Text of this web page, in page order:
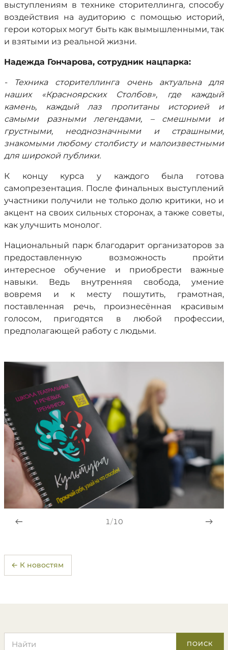
выступлениям в технике сторителлинга, способу
воздействия на аудиторию с помощью историй,
герои которых могут быть как вымышленными, так
и взятыми из реальной жизни.
Надежда Гончарова, сотрудник нацпарка:
- Техника сторителлинга очень актуальна для
наших «Красноярских Столбов», где каждый
камень, каждый лаз пропитаны историей и
самыми разными легендами, – смешными и
грустными, неоднозначными и страшными,
знакомыми любому столбисту и малоизвестными
для широкой публики.
К концу курса у каждого была готова
самопрезентация. После финальных выступлений
участники получили не только долю критики, но и
акцент на своих сильных сторонах, а также советы,
как улучшить монолог.
Национальный парк благодарит организаторов за
предоставленную возможность пройти
интересное обучение и приобрести важные
навыки. Ведь внутренняя свобода, умение
вовремя и к месту пошутить, грамотная,
поставленная речь, произнесённая красивым
голосом, пригодятся в любой профессии,
предполагающей работу с людьми.
1/10
← К новостям
ПОИСК